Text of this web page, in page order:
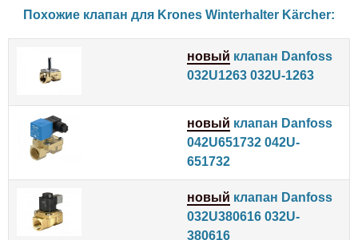
Похожие клапан для Krones Winterhalter Kärcher:
новый клапан Danfoss
032U1263 032U-1263
новый клапан Danfoss
042U651732 042U-
651732
новый клапан Danfoss
032U380616 032U-
380616